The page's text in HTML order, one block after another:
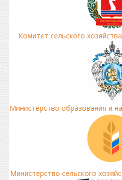
Комитет сельского
Министерство образования и
Министерство сельского